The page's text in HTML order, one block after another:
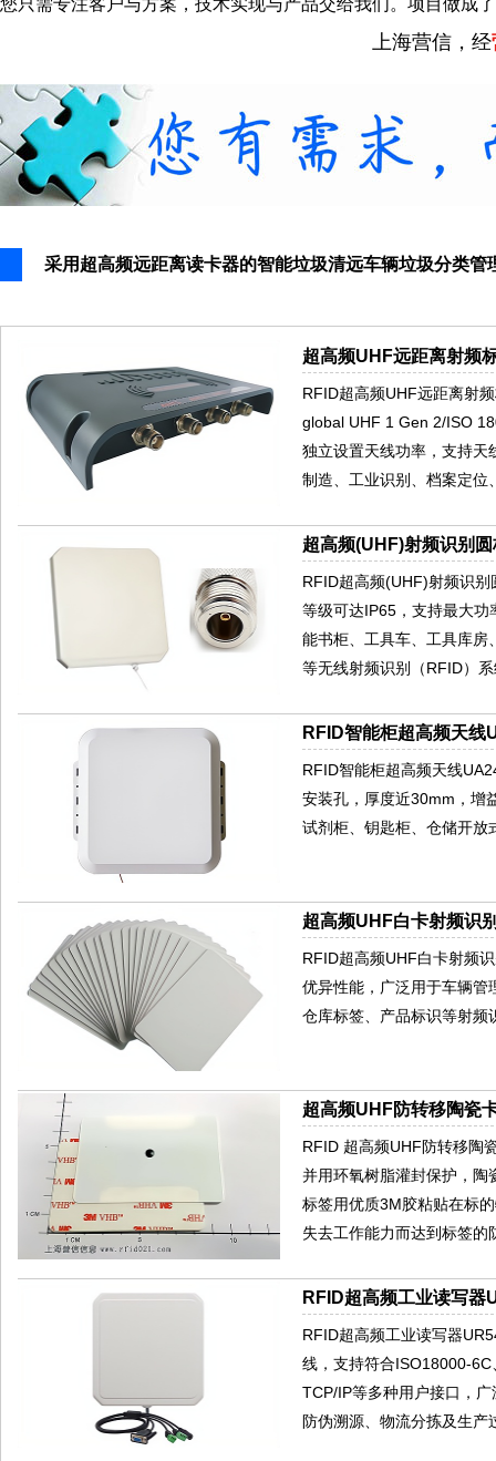
上海营信，经
采用超高频远距离读卡器的智能垃圾清远车辆垃圾分类管
超高频UHF远距离射频
RFID超高频UHF远距离射
global UHF 1 Gen 2/ISO
独立设置天线功率，支持天
制造、工业识别、档案定位
超高频(UHF)射频识别
RFID超高频(UHF)射频识
等级可达IP65，支持最大
能书柜、工具车、工具库房
等无线射频识别（RFID）
RFID智能柜超高频天线
RFID智能柜超高频天线
安装孔，厚度近30mm，增
试剂柜、钥匙柜、仓储开放
超高频UHF白卡射频识
RFID超高频UHF白卡射频
优异性能，广泛用于车辆管
仓库标签、产品标识等射频
超高频UHF防转移陶瓷
RFID 超高频UHF防转移陶
并用环氧树脂灌封保护，陶
标签用优质3M胶粘贴在标
失去工作能力而达到标签的
RFID超高频工业读写器
RFID超高频工业读写器
线，支持符合ISO18000-
TCP/IP等多种用户接口，
防伪溯源、物流分拣及生